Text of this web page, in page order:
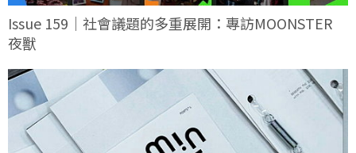
Issue 159｜社會議題的多重展開：專訪MOONSTER
夜獸